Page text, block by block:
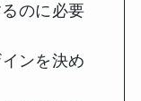
のに必要
ンを決め